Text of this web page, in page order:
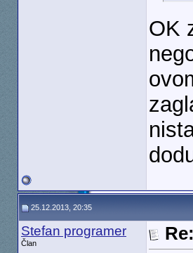
OK
25.12.2013, 20:35
Stefan programer
Član